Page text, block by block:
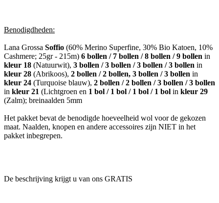
Benodigdheden:
Lana Grossa Soffio (60% Merino Superfine, 30% Bio Katoen, 10%
Cashmere; 25gr - 215m) 6 bollen / 7 bollen / 8 bollen / 9 bollen in
kleur 18 (Natuurwit), 3 bollen / 3 bollen / 3 bollen / 3 bollen in
kleur 28 (Abrikoos), 2 bollen / 2 bollen, 3 bollen / 3 bollen in
kleur 24 (Turquoise blauw), 2 bollen / 2 bollen / 3 bollen / 3 bollen
in kleur 21 (Lichtgroen en 1 bol / 1 bol / 1 bol / 1 bol in kleur 29
(Zalm); breinaalden 5mm
Het pakket bevat de benodigde hoeveelheid wol voor de gekozen
maat. Naalden, knopen en andere accessoires zijn NIET in het
pakket inbegrepen.
De beschrijving krijgt u van ons GRATIS